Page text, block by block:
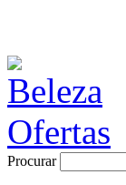
Procurar